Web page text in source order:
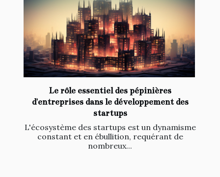
Le rôle essentiel des pépinières
d'entreprises dans le développement des
startups
L'écosystème des startups est un dynamisme
constant et en ébullition, requérant de
nombreux...